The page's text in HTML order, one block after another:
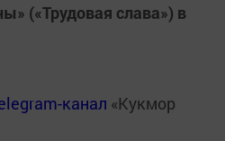
(«Трудовая слава») в
канал «Кукмор